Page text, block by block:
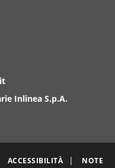
Inlinea S.p.A.
ACCESSIBILITÀ |
NOTE